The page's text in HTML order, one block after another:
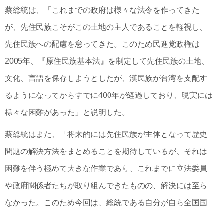
蔡総統は、「これまでの政府は様々な法令を作ってきた
が、先住民族こそがこの土地の主人であることを軽視し、
先住民族への配慮を怠ってきた。このため民進党政権は
2005年、『原住民族基本法』を制定して先住民族の土地、
文化、言語を保存しようとしたが、漢民族が台湾を支配す
るようになってからすでに400年が経過しており、現実には
様々な困難があった」と説明した。
蔡総統はまた、「将来的には先住民族が主体となって歴史
問題の解決方法をまとめることを期待しているが、それは
困難を伴う極めて大きな作業であり、これまでに立法委員
や政府関係者たちが取り組んできたものの、解決には至ら
なかった。このため今回は、総統である自分が自ら全国国